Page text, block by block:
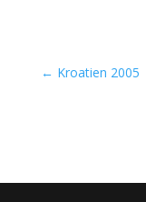
← Kroatien 2005